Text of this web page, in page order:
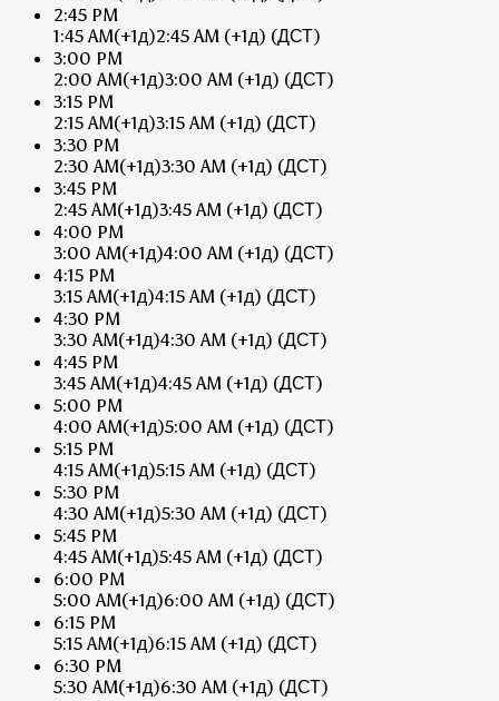
2:45 PM
1:45 AM(+1д)2:45 AM (+1д) (ДСТ)
3:00 PM
2:00 AM(+1д)3:00 AM (+1д) (ДСТ)
3:15 PM
2:15 AM(+1д)3:15 AM (+1д) (ДСТ)
3:30 PM
2:30 AM(+1д)3:30 AM (+1д) (ДСТ)
3:45 PM
2:45 AM(+1д)3:45 AM (+1д) (ДСТ)
4:00 PM
3:00 AM(+1д)4:00 AM (+1д) (ДСТ)
4:15 PM
3:15 AM(+1д)4:15 AM (+1д) (ДСТ)
4:30 PM
3:30 AM(+1д)4:30 AM (+1д) (ДСТ)
4:45 PM
3:45 AM(+1д)4:45 AM (+1д) (ДСТ)
5:00 PM
4:00 AM(+1д)5:00 AM (+1д) (ДСТ)
5:15 PM
4:15 AM(+1д)5:15 AM (+1д) (ДСТ)
5:30 PM
4:30 AM(+1д)5:30 AM (+1д) (ДСТ)
5:45 PM
4:45 AM(+1д)5:45 AM (+1д) (ДСТ)
6:00 PM
5:00 AM(+1д)6:00 AM (+1д) (ДСТ)
6:15 PM
5:15 AM(+1д)6:15 AM (+1д) (ДСТ)
6:30 PM
5:30 AM(+1д)6:30 AM (+1д) (ДСТ)